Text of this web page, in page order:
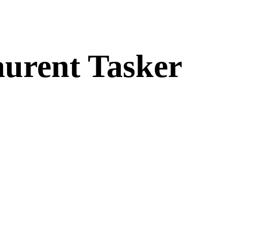
Tasker